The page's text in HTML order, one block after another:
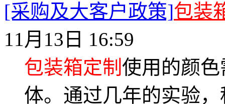
[采购及大客户政策]包装
11月13日 16:59
包装箱定制 使用的颜
体。通过几年的实验